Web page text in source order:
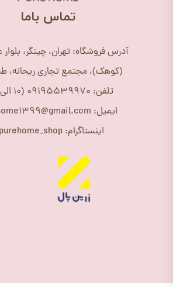
​تماس باما
آدرس فروشگاه: تهران، چیتگر، بلوار
(کوهک)، مجتمع تجاری ریحانه،
تلفن: 09195539970 (10 الی 18 )
ایمیل: purehome1399@gmail.com
اینستاگرام: purehome_shop@